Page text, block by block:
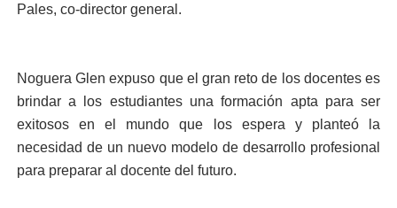
Pales, co-director general.
Noguera Glen expuso que el gran reto de los docentes es
brindar a los estudiantes una formación apta para ser
exitosos en el mundo que los espera y planteó la
necesidad de un nuevo modelo de desarrollo profesional
para preparar al docente del futuro.